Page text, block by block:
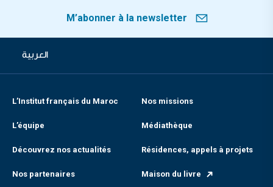
M’abonner à la newsletter
العربية
L’Institut français du Maroc Nos missions
L’équipe Médiathèque
Découvrez nos actualités Résidences, appels à projets
Nos partenaires Maison du livre